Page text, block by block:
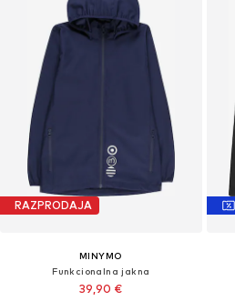
RAZPRODAJA
MINYMO
Funkcionalna jakna
39,90 €